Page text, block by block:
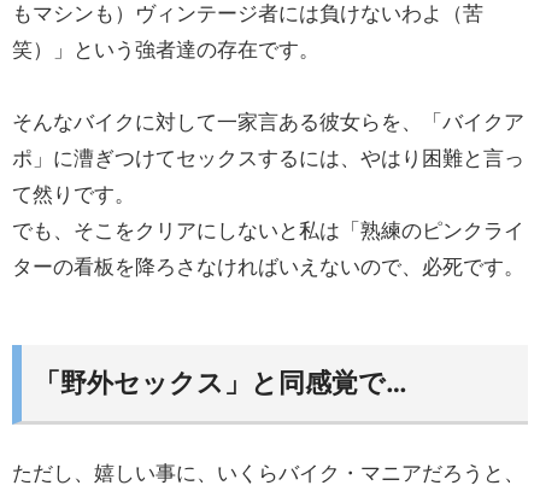
もマシンも）ヴィンテージ者には負けないわよ（苦
笑）」という強者達の存在です。
そんなバイクに対して一家言ある彼女らを、「バイクア
ポ」に漕ぎつけてセックスするには、やはり困難と言っ
て然りです。
でも、そこをクリアにしないと私は「熟練のピンクライ
ターの看板を降ろさなければいえないので、必死です。
「野外セックス」と同感覚で…
ただし、嬉しい事に、いくらバイク・マニアだろうと、